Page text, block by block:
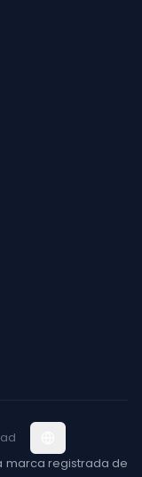
marca registrada de